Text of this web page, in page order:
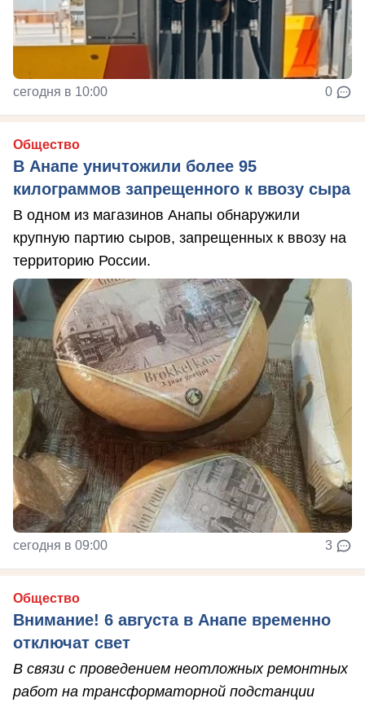
сегодня в 10:00 0
Общество
В Анапе уничтожили более 95
килограммов запрещенного к ввозу сыра
В одном из магазинов Анапы обнаружили
крупную партию сыров, запрещенных к ввозу на
территорию России.
сегодня в 09:00 3
Общество
Внимание! 6 августа в Анапе временно
отключат свет
В связи с проведением неотложных ремонтных
работ на трансформаторной подстанции